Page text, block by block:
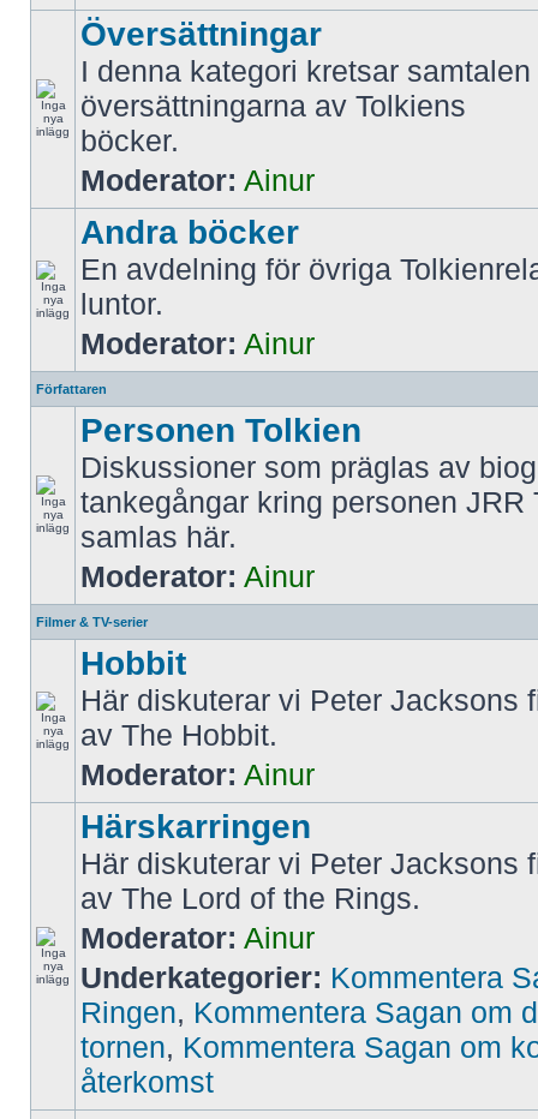
Översättningar
I denna kategori kretsar
översättningarna av Tolkiens
böcker.
Moderator: Ainur
Andra böcker
En avdelning för övriga
luntor.
Moderator: Ainur
Författaren
Personen Tolkien
Diskussioner som präglas av
tankegångar kring personen JRR
samlas här.
Moderator: Ainur
Filmer & TV-serier
Hobbit
Här diskuterar vi Peter Jacksons
av The Hobbit.
Moderator: Ainur
Härskarringen
Här diskuterar vi Peter Jacksons
av The Lord of the Rings.
Moderator: Ainur
Underkategorier: Kommentera
Ringen, Kommentera Sagan om
tornen, Kommentera Sagan om
återkomst